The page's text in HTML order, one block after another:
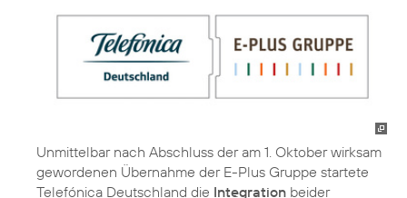
Unmittelbar nach Abschluss der am 1. Oktober wirksam
gewordenen Übernahme der E-Plus Gruppe startete
Telefónica Deutschland die Integration beider